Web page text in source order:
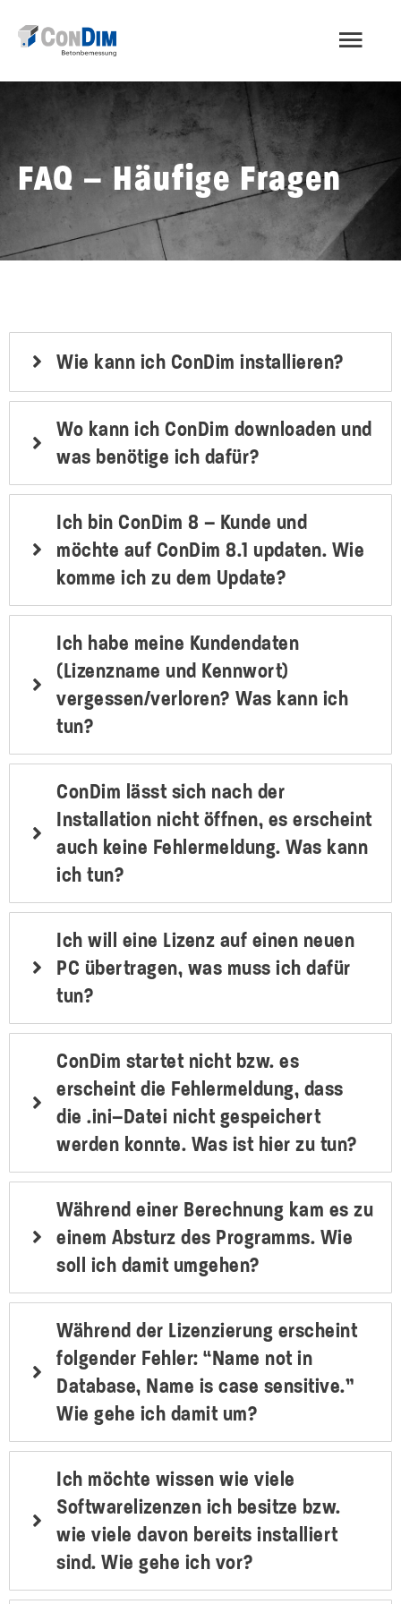
Inhalt
springen
FAQ – Häufige Fragen
Wie kann ich ConDim installieren?
Wo kann ich ConDim downloaden und
was benötige ich dafür?
Ich bin ConDim 8 – Kunde und
möchte auf ConDim 8.1 updaten. Wie
komme ich zu dem Update?
Ich habe meine Kundendaten
(Lizenzname und Kennwort)
vergessen/verloren? Was kann ich
tun?
ConDim lässt sich nach der
Installation nicht öffnen, es erscheint
auch keine Fehlermeldung. Was kann
ich tun?
Ich will eine Lizenz auf einen neuen
PC übertragen, was muss ich dafür
tun?
ConDim startet nicht bzw. es
erscheint die Fehlermeldung, dass
die .ini–Datei nicht gespeichert
werden konnte. Was ist hier zu tun?
Während einer Berechnung kam es zu
einem Absturz des Programms. Wie
soll ich damit umgehen?
Während der Lizenzierung erscheint
folgender Fehler: “Name not in
Database, Name is case sensitive.”
Wie gehe ich damit um?
Ich möchte wissen wie viele
Softwarelizenzen ich besitze bzw.
wie viele davon bereits installiert
sind. Wie gehe ich vor?